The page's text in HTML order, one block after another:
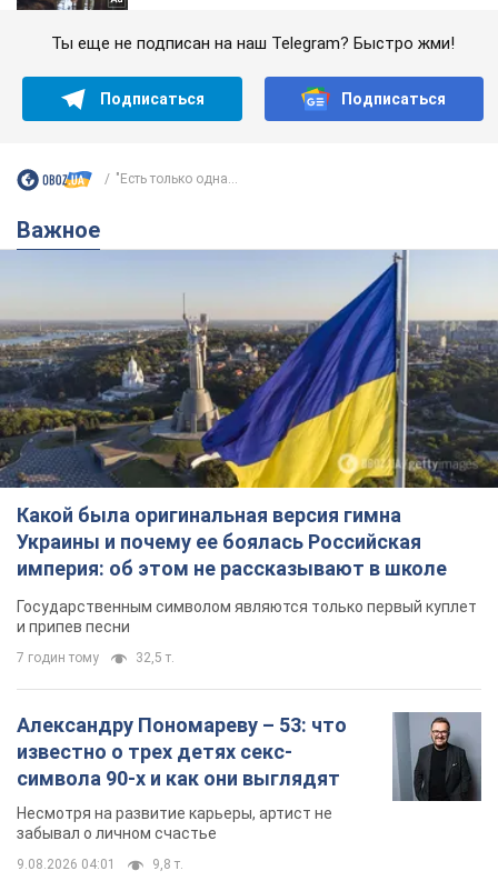
Ты еще не подписан на наш Telegram? Быстро жми!
Подписаться Подписаться
"Есть только одна...
Важное
Какой была оригинальная версия гимна
Украины и почему ее боялась Российская
империя: об этом не рассказывают в школе
Государственным символом являются только первый куплет
и припев песни
7 годин тому 32,5 т.
Александру Пономареву – 53: что
известно о трех детях секс-
символа 90-х и как они выглядят
Несмотря на развитие карьеры, артист не
забывал о личном счастье
9.08.2026 04:01 9,8 т.